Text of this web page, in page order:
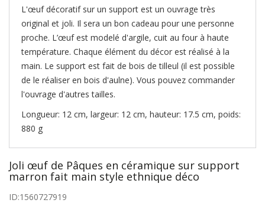
L'œuf décoratif sur un support est un ouvrage très
original et joli. Il sera un bon cadeau pour une personne
proche. L’œuf est modelé d'argile, cuit au four à haute
température. Chaque élément du décor est réalisé à la
main. Le support est fait de bois de tilleul (il est possible
de le réaliser en bois d'aulne). Vous pouvez commander
l'ouvrage d'autres tailles.
Longueur: 12 cm, largeur: 12 cm, hauteur: 17.5 cm, poids:
880 g
Joli œuf de Pâques en céramique sur support
marron fait main style ethnique déco
ID:1560727919